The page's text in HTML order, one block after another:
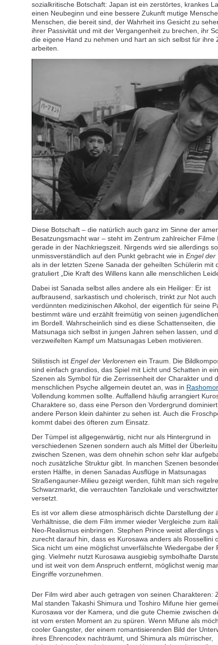
sozialkritische Botschaft: Japan ist ein zerstörtes, krankes
einen Neubeginn und eine bessere Zukunft mutige
Menschen, die bereit sind, der Wahrheit ins Gesicht zu
ihrer Passivität und mit der Vergangenheit zu brechen, ihr
die eigene Hand zu nehmen und hart an sich selbst für ihre
arbeiten.
Diese Botschaft – die natürlich auch ganz im Sinne der
Besatzungsmacht war – steht im Zentrum zahlreicher Filme
gerade in der Nachkriegszeit. Nirgends wird sie allerdings so
unmissverständlich auf den Punkt gebracht wie in Engel der
als in der letzten Szene Sanada der geheilten Schülerin mit
gratuliert „Die Kraft des Willens kann alle menschlichen
Dabei ist Sanada selbst alles andere als ein Heiliger: Er ist
aufbrausend, sarkastisch und cholerisch, trinkt zur Not auch
verdünnten medizinischen Alkohol, der eigentlich für seine
bestimmt wäre und erzählt freimütig von seinen
im Bordell. Wahrscheinlich sind es diese Schattenseiten, die
Matsunaga sich selbst in jungen Jahren sehen lassen, und
verzweifelten Kampf um Matsunagas Leben motivieren.
Stilistisch ist Engel der Verlorenen ein Traum. Die
sind einfach grandios, das Spiel mit Licht und Schatten in
Szenen als Symbol für die Zerrissenheit der Charakter und
menschlichen Psyche allgemein deutet an, was in
Vollendung kommen sollte. Auffallend häufig arrangiert
Charaktere so, dass eine Person den Vordergrund
andere Person klein dahinter zu sehen ist. Auch die
kommt dabei des öfteren zum Einsatz.
Der Tümpel ist allgegenwärtig, nicht nur als Hintergrund in
verschiedenen Szenen sondern auch als Mittel der
zwischen Szenen, was dem ohnehin schon sehr klar
noch zusätzliche Struktur gibt. In manchen Szenen
ersten Hälfte, in denen Sanadas Ausflüge in Matsunagas
Straßengauner-Milieu gezeigt werden, fühlt man sich
Schwarzmarkt, die verrauchten Tanzlokale und
versetzt.
Es ist vor allem diese atmosphärisch dichte Darstellung der
Verhältnisse, die dem Film immer wieder Vergleiche zum
Neo-Realismus einbringen. Stephen Prince weist allerdings
zurecht darauf hin, dass es Kurosawa anders als Rossellini
Sica nicht um eine möglichst unverfälschte Wiedergabe der
ging. Vielmehr nutzt Kurosawa ausgiebig symbolhafte
und ist weit von dem Anspruch entfernt, möglichst wenig
Eingriffe vorzunehmen.
Der Film wird aber auch getragen von seinen Charakteren:
Mal standen Takashi Shimura und Toshiro Mifune hier
Kurosawa vor der Kamera, und die gute Chemie zwischen
ist vom ersten Moment an zu spüren. Wenn Mifune als
cooler Gangster, der einem romantisierenden Bild der
ihres Ehrencodex nachträumt, und Shimura als mürrischer,